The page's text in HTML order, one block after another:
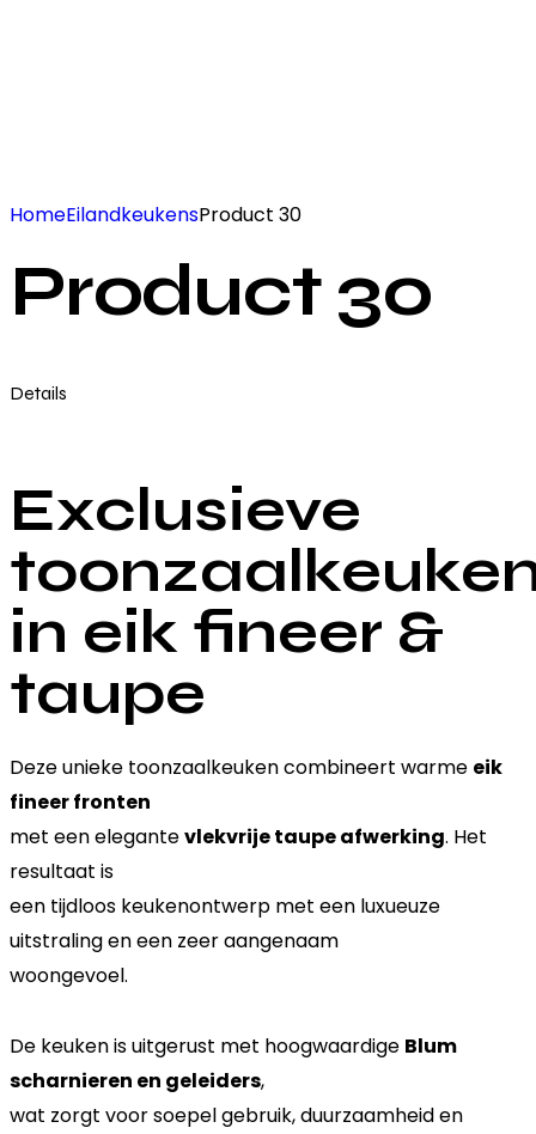
HomeEilandkeukensProduct 30
Product 30
Details
Exclusieve
in eik fineer &
taupe
Deze unieke toonzaalkeuken combineert warme eik
fineer fronten
met een elegantevlekvrije taupe afwerking. Het
resultaat is
een tijdloos keukenontwerp met een luxueuze
uitstraling en een zeer aangenaam
woongevoel.
De keuken is uitgerust met hoogwaardige Blum
scharnieren en geleiders,
wat zorgt voor soepel gebruik, duurzaamheid en